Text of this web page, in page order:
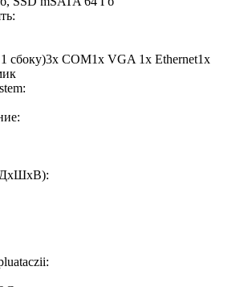
сбоку)3x COM1x VGA 1x Ethernet1x